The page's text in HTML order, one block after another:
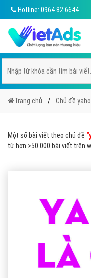
Hotline: 0964 82 6644
Trang chủ Chủ đề
Một số bài viết theo chủ đề
từ hơn >50.000 bài viết trên